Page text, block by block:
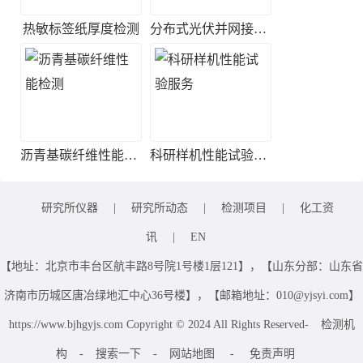
热敏标签纸厚度检测 分布式光伏并网接入测试
沥青基碳纤维性能检测 科研样机性能试验服务
研究所仪器 研究所动态 检测项目 化工资
讯 EN
【地址：北京市丰台区航丰路8号院1号楼1层121】，【山东分部：山东省
济南市历城区唐冶绿地汇中心36号楼】，【邮箱地址：010@yjsyi.com】
https://www.bjhgyjs.com Copyright © 2024 All Rights Reserved- 检测机
构 - 搜索一下 - 网站地图 - 免责声明